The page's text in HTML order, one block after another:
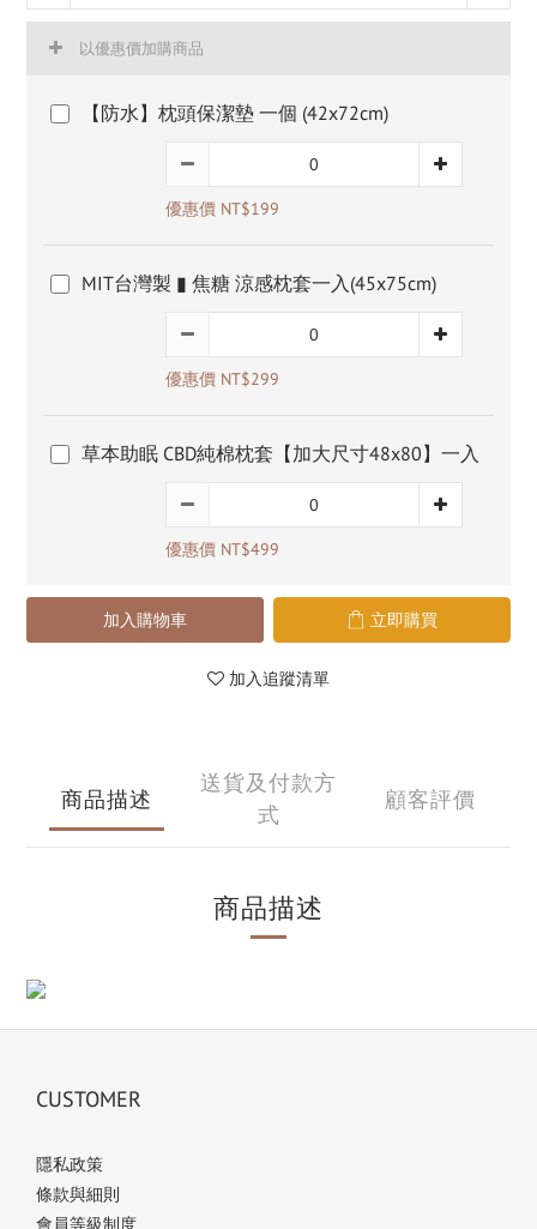
以優惠價加購商品
【防水】枕頭保潔墊 一個 (42x72cm)
優惠價 NT$199
MIT台灣製 ▮ 焦糖 涼感枕套一入(45x75cm)
優惠價 NT$299
草本助眠 CBD純棉枕套【加大尺寸48x80】一入
優惠價 NT$499
加入購物車 立即購買
加入追蹤清單
商品描述
送貨及付款方
式
顧客評價
商品描述
CUSTOMER
隱私政策
條款與細則
會員等級制度